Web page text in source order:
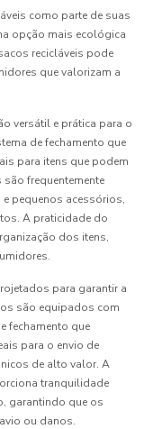
como parte de suas
opção mais ecológica
recicláveis pode
que valorizam a
versátil e prática para o
de fechamento que
para itens que podem
frequentemente
pequenos acessórios,
A praticidade do
dos itens,
para garantir a
são equipados com
fechamento que
para o envio de
de alto valor. A
tranquilidade
garantindo que os
ou danos.